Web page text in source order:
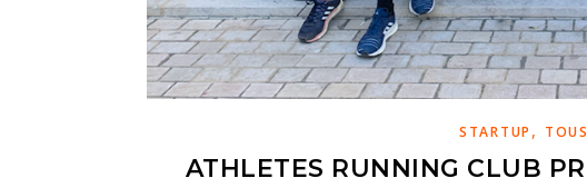
STARTUP ,
ATHLETES RUNNING CLUB